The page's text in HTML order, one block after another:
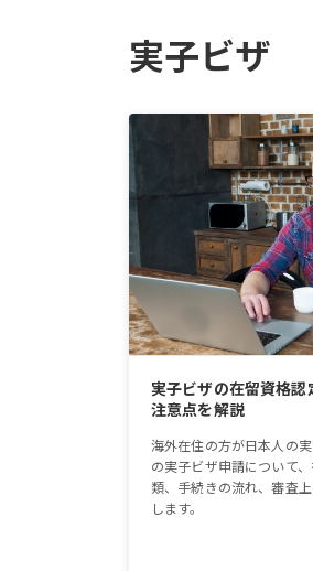
実子ビザ
実子ビザの在留資格
注意点を解説
海外在住の方が日本人の
の実子ビザ申請について
類、手続きの流れ、審査
します。